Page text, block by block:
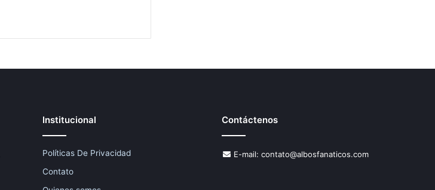
Institucional
Políticas De Privacidad
Contato
Contáctenos
E-mail: contato@albosfanaticos.com